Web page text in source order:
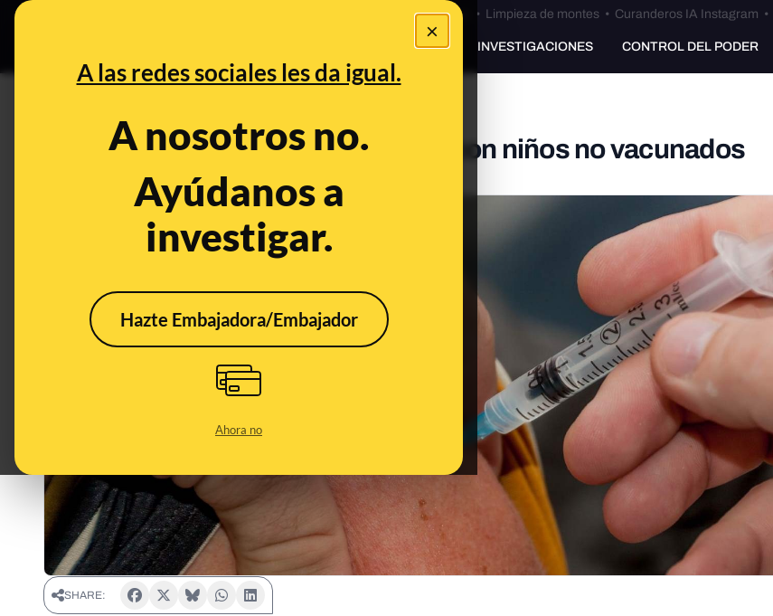
×
A las redes sociales les da igual.
A nosotros no.
Ayúdanos a
investigar.
Hazte Embajadora/Embajador
Ahora no
Bulos Ceuta • Limpieza de montes• Curanderos IA Instagram •
PREBUNKING INVESTIGACIONES CONTROL DEL PODER
Por qué puede ser un riesgo jugar con niños no vacunados
Nov 21, 2019, 3:21:00 PM
SHARE: